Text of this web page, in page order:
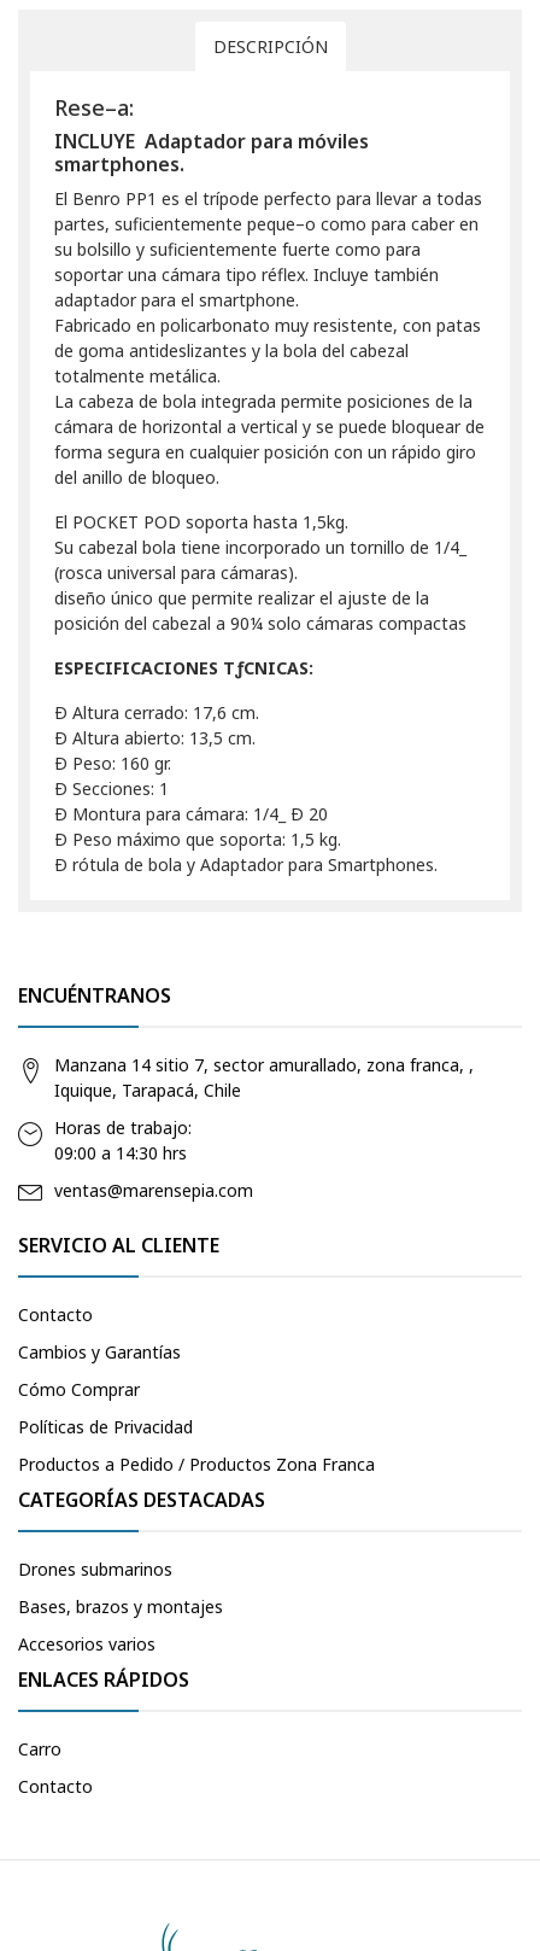
DESCRIPCIÓN
Rese–a:
INCLUYE Adaptador para móviles
smartphones.
El Benro PP1 es el trípode perfecto para llevar a todas
partes, suficientemente peque–o como para caber en
su bolsillo y suficientemente fuerte como para
soportar una cámara tipo réflex. Incluye también
adaptador para el smartphone.
Fabricado en policarbonato muy resistente, con patas
de goma antideslizantes y la bola del cabezal
totalmente metálica.
La cabeza de bola integrada permite posiciones de la
cámara de horizontal a vertical y se puede bloquear de
forma segura en cualquier posición con un rápido giro
del anillo de bloqueo.
El POCKET POD soporta hasta 1,5kg.
Su cabezal bola tiene incorporado un tornillo de 1/4_
(rosca universal para cámaras).
diseño único que permite realizar el ajuste de la
posición del cabezal a 90¼ solo cámaras compactas
ESPECIFICACIONES TƒCNICAS:
Ð Altura cerrado: 17,6 cm.
Ð Altura abierto: 13,5 cm.
Ð Peso: 160 gr.
Ð Secciones: 1
Ð Montura para cámara: 1/4_ Ð 20
Ð Peso máximo que soporta: 1,5 kg.
Ð rótula de bola y Adaptador para Smartphones.
ENCUÉNTRANOS
Manzana 14 sitio 7, sector amurallado, zona franca, ,
Iquique, Tarapacá, Chile
Horas de trabajo:
09:00 a 14:30 hrs
ventas@marensepia.com
SERVICIO AL CLIENTE
Contacto
Cambios y Garantías
Cómo Comprar
Políticas de Privacidad
Productos a Pedido / Productos Zona Franca
CATEGORÍAS DESTACADAS
Drones submarinos
Bases, brazos y montajes
Accesorios varios
ENLACES RÁPIDOS
Carro
Contacto